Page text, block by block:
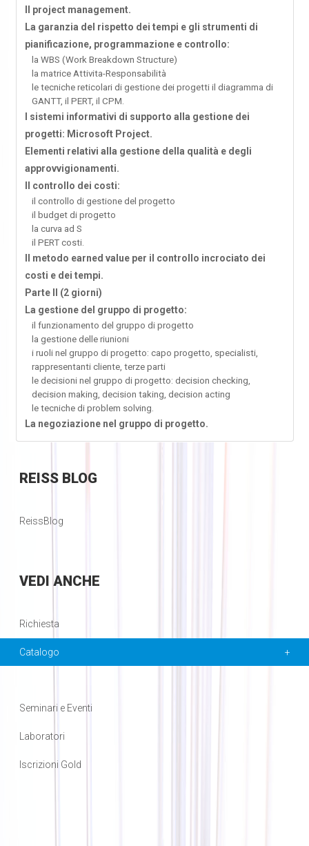
Il project management.
La garanzia del rispetto dei tempi e gli strumenti di
pianificazione, programmazione e controllo:
la WBS (Work Breakdown Structure)
la matrice Attivita-Responsabilità
le tecniche reticolari di gestione dei progetti il diagramma di
GANTT, il PERT, il CPM.
I sistemi informativi di supporto alla gestione dei
progetti: Microsoft Project.
Elementi relativi alla gestione della qualità e degli
approvvigionamenti.
Il controllo dei costi:
il controllo di gestione del progetto
il budget di progetto
la curva ad S
il PERT costi.
Il metodo earned value per il controllo incrociato dei
costi e dei tempi.
Parte II (2 giorni)
La gestione del gruppo di progetto:
il funzionamento del gruppo di progetto
la gestione delle riunioni
i ruoli nel gruppo di progetto: capo progetto, specialisti,
rappresentanti cliente, terze parti
le decisioni nel gruppo di progetto: decision checking,
decision making, decision taking, decision acting
le tecniche di problem solving.
La negoziazione nel gruppo di progetto.
REISSBLOG
ReissBlog
VEDI ANCHE
Richiesta
Catalogo
Seminari e Eventi
Laboratori
Iscrizioni Gold